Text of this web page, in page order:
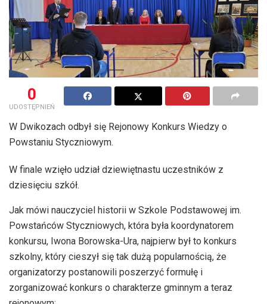
0
UDOSTĘPNIEŃ
W Dwikozach odbył się Rejonowy Konkurs Wiedzy o
Powstaniu Styczniowym.
W finale wzięło udział dziewiętnastu uczestników z
dziesięciu szkół.
Jak mówi nauczyciel historii w Szkole Podstawowej im.
Powstańców Styczniowych, która była koordynatorem
konkursu, Iwona Borowska-Ura, najpierw był to konkurs
szkolny, który cieszył się tak dużą popularnością, że
organizatorzy postanowili poszerzyć formułę i
zorganizować konkurs o charakterze gminnym a teraz